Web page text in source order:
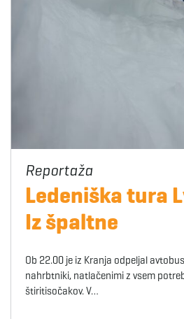
Ledeniška tura
Iz špaltne
Ob 22.00 je iz Kranja odpeljal
nahrbtniki, natlačenimi z vsem
štiritisočakov. V…